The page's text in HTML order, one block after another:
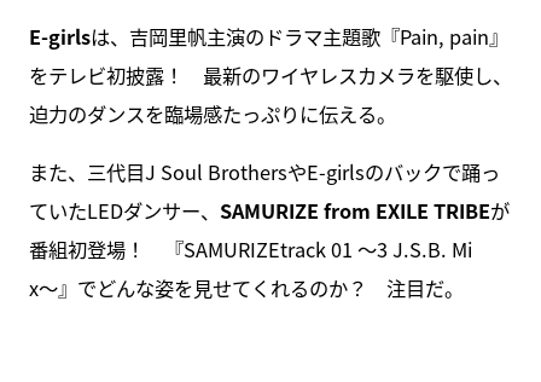
E-girlsは、吉岡里帆主演のドラマ主題歌『Pain, pain』
をテレビ初披露！ 最新のワイヤレスカメラを駆使し、
迫力のダンスを臨場感たっぷりに伝える。
また、三代目J Soul BrothersやE-girlsのバックで踊っ
ていたLEDダンサー、 SAMURIZE from EXILE TRIBEが
番組初登場！ 『SAMURIZEtrack 01 〜3 J.S.B. Mi
x〜』でどんな姿を見せてくれるのか？ 注目だ。